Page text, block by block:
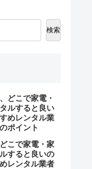
検索
どこで家電・
ルすると良い
めレンタル業
ポイント
こで家電・家
すると良いの
レンタル業者